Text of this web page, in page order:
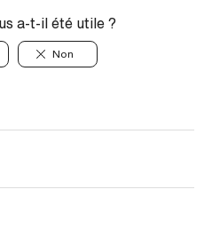
a-t-il été utile ?
Non